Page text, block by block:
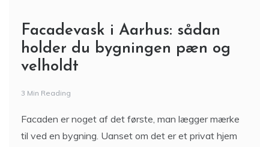
Facadevask i Aarhus: sådan
holder du bygningen pæn og
velholdt
3 Min Reading
Facaden er noget af det første, man lægger mærke
til ved en bygning. Uanset om det er et privat hjem